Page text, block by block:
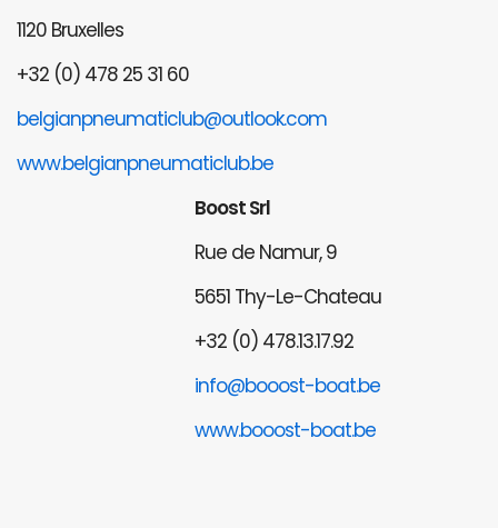
1120 Bruxelles
+32 (0) 478 25 31 60
belgianpneumaticlub@outlook.com
www.belgianpneumaticlub.be
Boost Srl
Rue de Namur, 9
5651 Thy-Le-Chateau
+32 (0) 478.13.17.92
info@booost-boat.be
www.booost-boat.be